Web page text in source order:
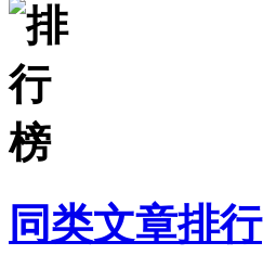
同类文章排行